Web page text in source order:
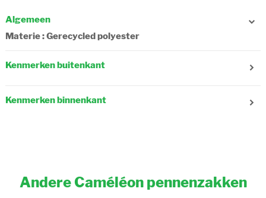
Algemeen
Materie : Gerecycled polyester
Kenmerken buitenkant
Kenmerken binnenkant
Andere Caméléon pennenzakken